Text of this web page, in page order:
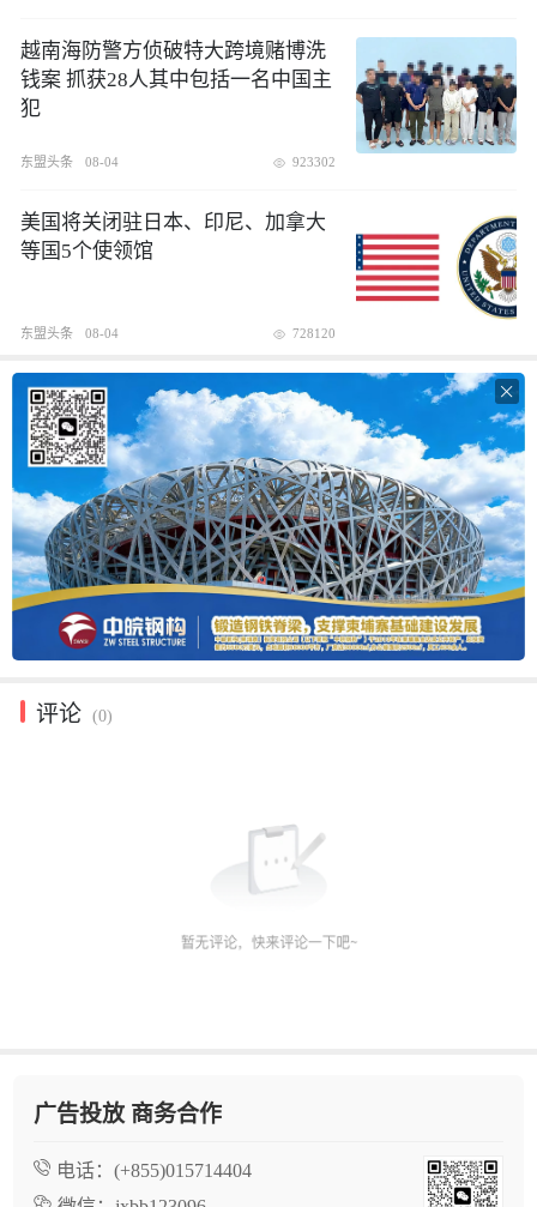
越南海防警方侦破特大跨境赌博洗
钱案 抓获28人其中包括一名中国主
犯
东盟头条 08-04 923302
美国将关闭驻日本、印尼、加拿大
等国5个使领馆
东盟头条 08-04 728120

评论 (0)
广告投放 商务合作
电话： (+855)015714404